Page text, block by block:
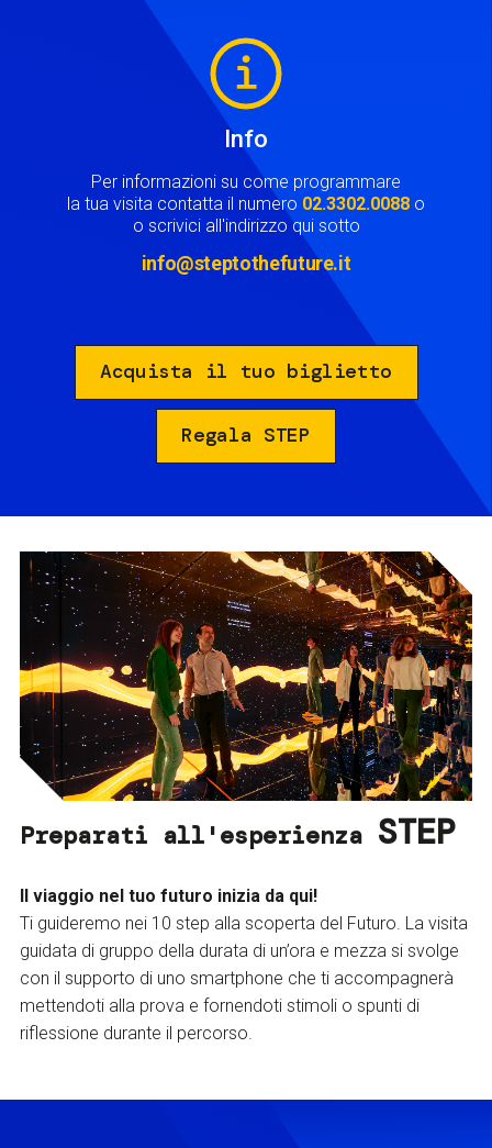
Info
Per informazioni su come programmare
la tua visita contatta il numero 02.3302.0088 o
o scrivici all'indirizzo qui sotto
info@steptothefuture.it
Acquista il tuo biglietto
Regala STEP
Preparati all'esperienza STEP
Il viaggio nel tuo futuro inizia da qui!
Ti guideremo nei 10 step alla scoperta del Futuro. La visita
guidata di gruppo della durata di un’ora e mezza si svolge
con il supporto di uno smartphone che ti accompagnerà
mettendoti alla prova e fornendoti stimoli o spunti di
riflessione durante il percorso.